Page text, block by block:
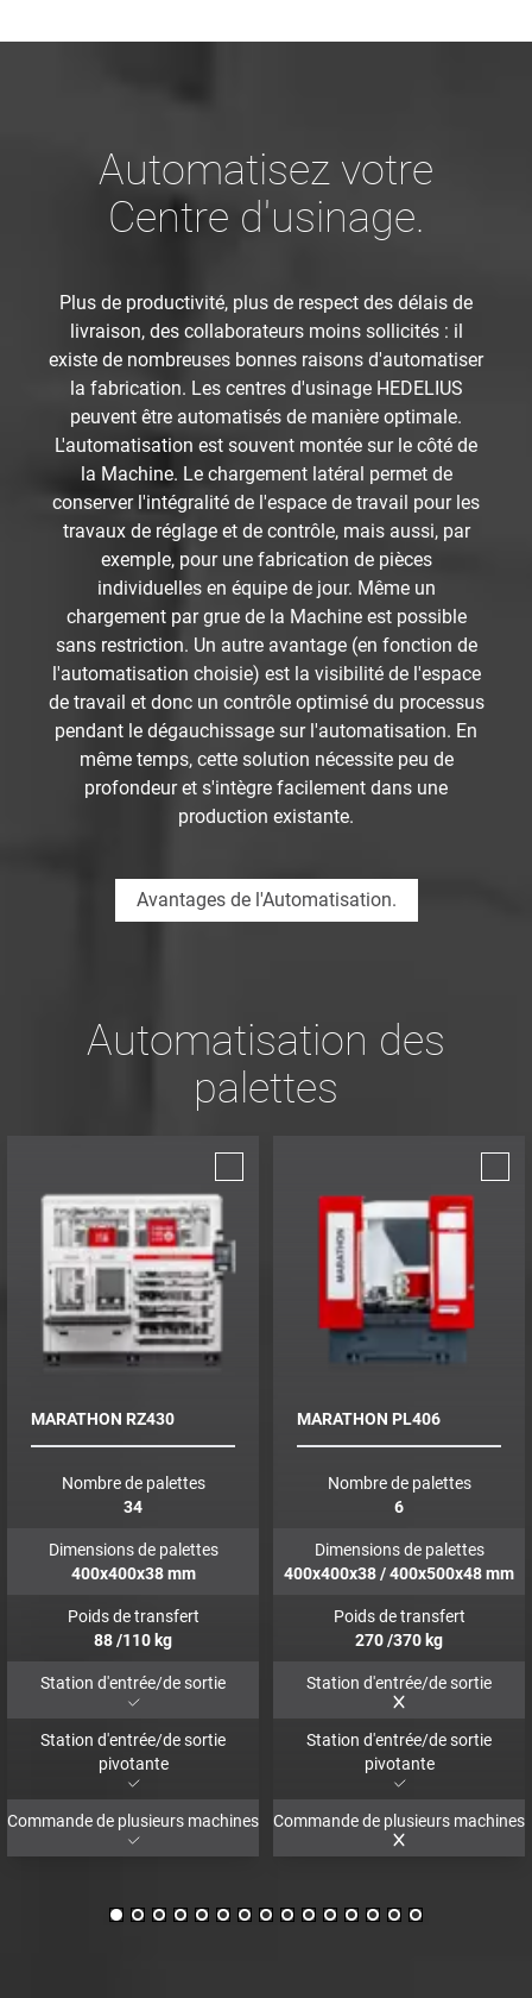
Automatisez votre
Centre d'usinage.
Plus de productivité, plus de respect des délais de
livraison, des collaborateurs moins sollicités : il
existe de nombreuses bonnes raisons d'automatiser
la fabrication. Les centres d'usinage HEDELIUS
peuvent être automatisés de manière optimale.
L'automatisation est souvent montée sur le côté de
la Machine. Le chargement latéral permet de
conserver l'intégralité de l'espace de travail pour les
travaux de réglage et de contrôle, mais aussi, par
exemple, pour une fabrication de pièces
individuelles en équipe de jour. Même un
chargement par grue de la Machine est possible
sans restriction. Un autre avantage (en fonction de
l'automatisation choisie) est la visibilité de l'espace
de travail et donc un contrôle optimisé du processus
pendant le dégauchissage sur l'automatisation. En
même temps, cette solution nécessite peu de
profondeur et s'intègre facilement dans une
production existante.
Avantages de l'Automatisation.
Automatisation des
palettes
MARATHON RZ430
Nombre de palettes
34
Dimensions de palettes
400x400x38 mm
Poids de transfert
88/110 kg
Station d'entrée/de sortie
Station d'entrée/de sortie
pivotante
Commande de plusieurs machines
MARATHON PL406
Nombre de palettes
6
Dimensions de palettes
400x400x38 / 400x500x48mm
Poids de transfert
270/370 kg
Station d'entrée/de sortie
Station d'entrée/de sortie
pivotante
Commande de plusieurs machines